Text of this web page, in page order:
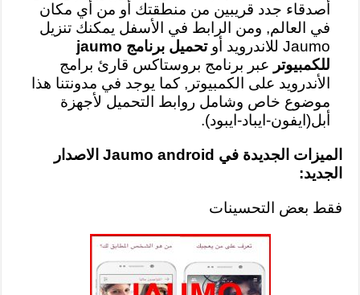
أصدقاء جدد قريبين من منطقتك أو من أي مكان
في العالم, ومن الرابط في الأسفل يمكنك تنزيل
Jaumo للاندرويد أو
تحميل برنامج jaumo
للكمبيوتر عبر برنامج بروستاكس قارئ برامج
الأندرويد على الكمبيوتر, كما يوجد في مدونتنا هذا
موضوع خاص وشامل روابط التحميل لأجهزة
أبل(ايفون-ايباد-ايبود).
الميزات الجديدة في Jaumo android
الاصدار
الجديد:
فقط بعض التحسينات